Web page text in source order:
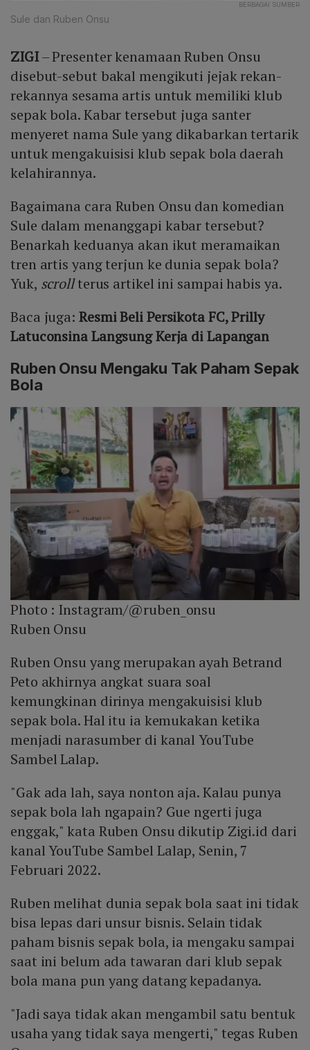
BERBAGAI SUMBER
Sule dan Ruben Onsu
ZIGI– Presenter kenamaan Ruben Onsu
disebut-sebut bakal mengikuti jejak rekan-
rekannya sesama artis untuk memiliki klub
sepak bola. Kabar tersebut juga santer
menyeret nama Sule yang dikabarkan tertarik
untuk mengakuisisi klub sepak bola daerah
kelahirannya.
Bagaimana cara Ruben Onsu dan komedian
Sule dalam menanggapi kabar tersebut?
Benarkah keduanya akan ikut meramaikan
tren artis yang terjun ke dunia sepak bola?
Yuk, scrollterus artikel ini sampai habis ya.
Baca juga: Resmi Beli Persikota FC, Prilly
Latuconsina Langsung Kerja di Lapangan
Ruben Onsu Mengaku Tak Paham Sepak
Bola
Photo : Instagram/@ruben_onsu
Ruben Onsu
Ruben Onsu yang merupakan ayah Betrand
Peto akhirnya angkat suara soal
kemungkinan dirinya mengakuisisi klub
sepak bola. Hal itu ia kemukakan ketika
menjadi narasumber di kanal YouTube
Sambel Lalap.
"Gak ada lah, saya nonton aja. Kalau punya
sepak bola lah ngapain? Gue ngerti juga
enggak," kata Ruben Onsu dikutip Zigi.id dari
kanal YouTube Sambel Lalap, Senin, 7
Februari 2022.
Ruben melihat dunia sepak bola saat ini tidak
bisa lepas dari unsur bisnis. Selain tidak
paham bisnis sepak bola, ia mengaku sampai
saat ini belum ada tawaran dari klub sepak
bola mana pun yang datang kepadanya.
"Jadi saya tidak akan mengambil satu bentuk
usaha yang tidak saya mengerti," tegas Ruben